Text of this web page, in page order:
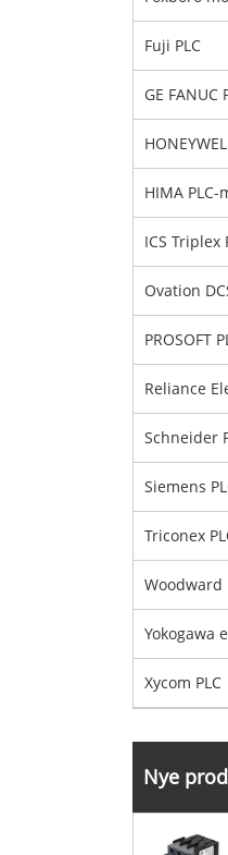
Fuji PLC
GE FANUC
HIMA
ICS Triplex
Ovation
PROSOFT
Reliance
Schneider
Siemens
Triconex
Yokogawa
Xycom PLC
Nye